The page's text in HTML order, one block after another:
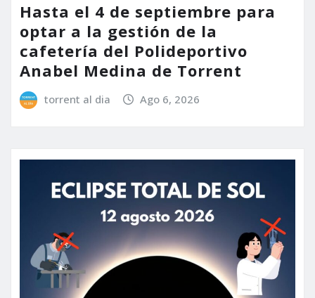
Hasta el 4 de septiembre para
optar a la gestión de la
cafetería del Polideportivo
Anabel Medina de Torrent
torrent al dia Ago 6, 2026